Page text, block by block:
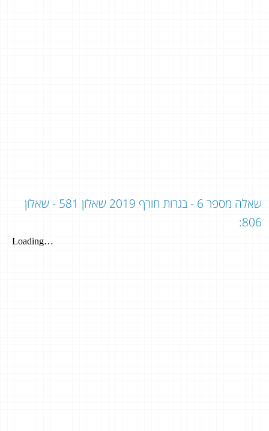
שאלה מספר 6 - בגרות חורף 2019 שאלון 581 - שאלון
806: